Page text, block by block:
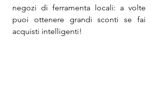
negozi di ferramenta locali: a volte
puoi ottenere grandi sconti se fai
acquisti intelligenti!